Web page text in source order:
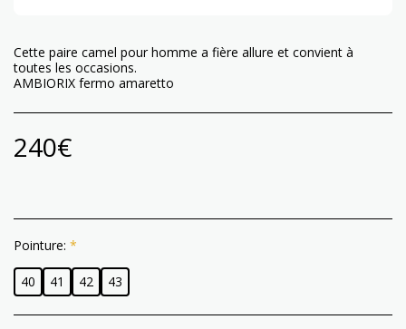
Cette paire camel pour homme a fière allure et convient à
toutes les occasions.
AMBIORIX fermo amaretto
240€
Pointure: *
40 41 42 43